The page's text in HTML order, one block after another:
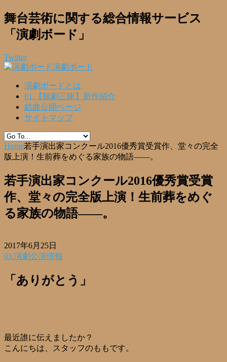
舞台芸術に関する総合情報サービス
「演劇ボード」
Twitter
演劇ボード
演劇ボードとは
01.【観劇三昧】新作紹介
戯曲公開ページ
サイトマップ
Home若手演出家コンクール2016優秀賞受賞作、堂々の完全
版上演！生前葬をめぐる家族の物語――。
若手演出家コンクール2016優秀賞受賞
作、堂々の完全版上演！生前葬をめぐ
る家族の物語――。
2017年6月25日
03.演劇公演情報
「ありがとう」
最近誰に伝えましたか？
こんにちは、スタッフのももです。